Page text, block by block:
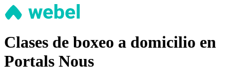
Clases de boxeo a domicilio en
Portals Nous